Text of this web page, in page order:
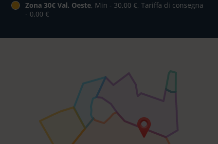
Zona 30€ Val. Oeste, Min - 30,00 €, Tariffa di consegna
- 0,00 €